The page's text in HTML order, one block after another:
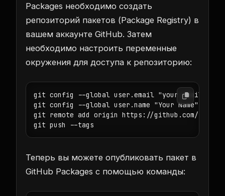
Packages необходимо создать
репозиторий пакетов (Package Registry) в
вашем аккаунте GitHub. Затем
необходимо настроить переменные
окружения для доступа к репозиторию:
git config --global user.email
git config --global user.name "Your Name"
git remote add origin https://github.com/your-
Теперь вы можете опубликовать пакет в
GitHub Packages с помощью команды: